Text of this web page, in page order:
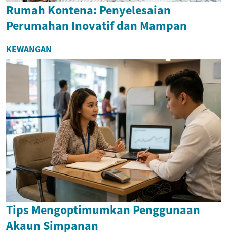
Rumah Kontena: Penyelesaian
Perumahan Inovatif dan Mampan
KEWANGAN
Tips Mengoptimumkan Penggunaan
Akaun Simpanan